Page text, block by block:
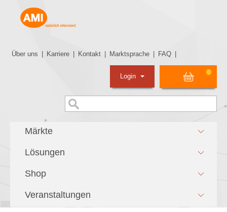
Über uns Karriere Kontakt Marktsprache FAQ
0
Login
Märkte
Lösungen
Shop
Veranstaltungen